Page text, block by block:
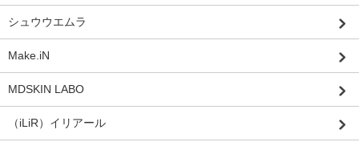
シュウウエムラ
Make.iN
MDSKIN LABO
（iLiR）イリアール